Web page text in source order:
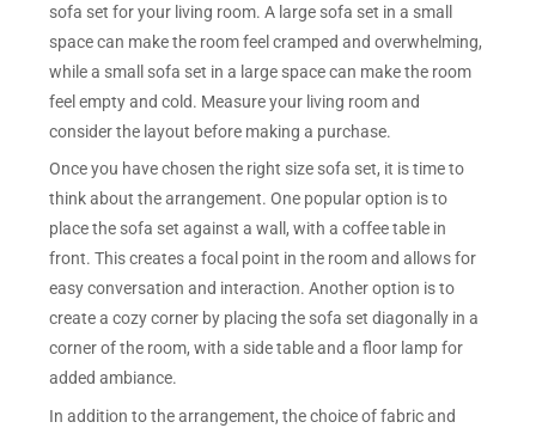
sofa set for your living room. A large sofa set in a small
space can make the room feel cramped and overwhelming,
while a small sofa set in a large space can make the room
feel empty and cold. Measure your living room and
consider the layout before making a purchase.
Once you have chosen the right size sofa set, it is time to
think about the arrangement. One popular option is to
place the sofa set against a wall, with a coffee table in
front. This creates a focal point in the room and allows for
easy conversation and interaction. Another option is to
create a cozy corner by placing the sofa set diagonally in a
corner of the room, with a side table and a floor lamp for
added ambiance.
In addition to the arrangement, the choice of fabric and